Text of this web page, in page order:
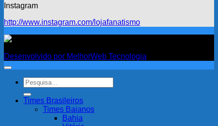
Instagram
http://www.instagram.com/lojafanatismo
Desenvolvido por MelhorWeb Tecnologia
Pesquisar
por:
Times Brasileiros
Times Baianos
Bahia